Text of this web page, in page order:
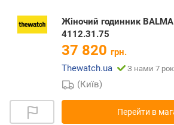
Жіночий годинник
4112.31.75
37 820 грн.
Thewatch.ua
З нами 7
(Київ)
Перейти в